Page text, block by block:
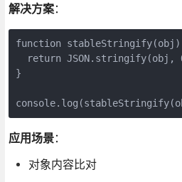
解决方案：
function
return JSON.stringify(obj,
}
应用场景：
对象内容比对